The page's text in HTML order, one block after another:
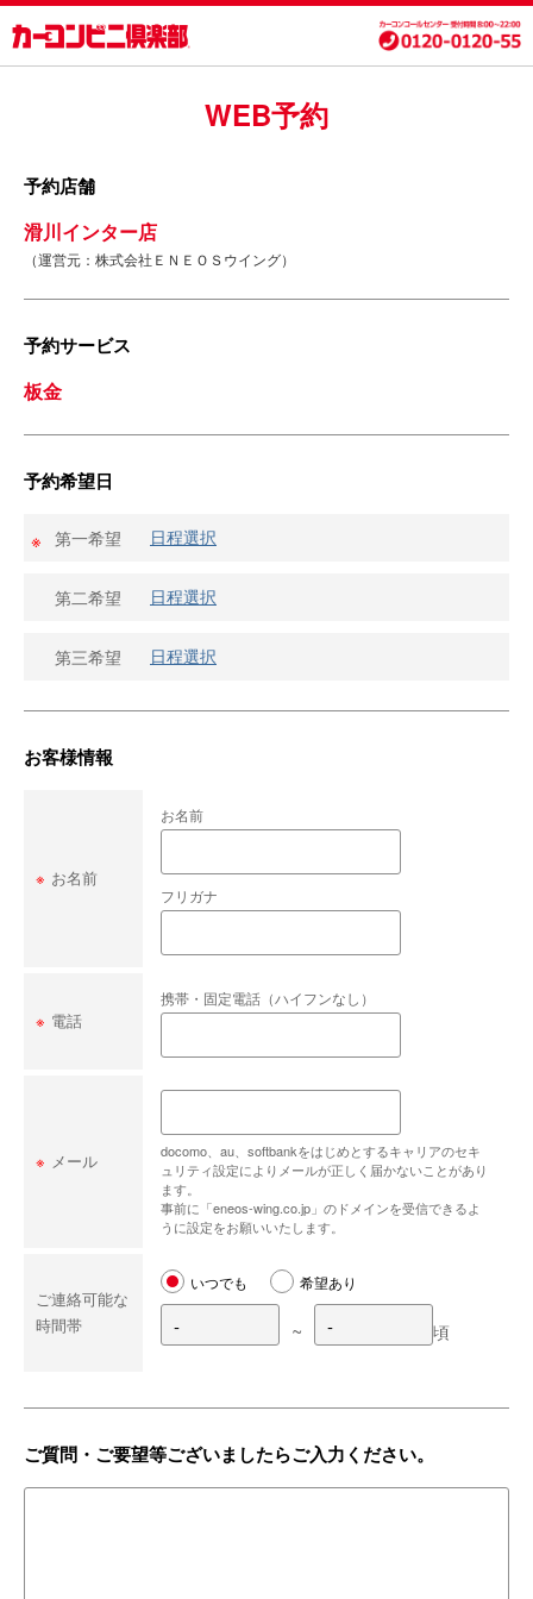
WEB予約
予約店舗
滑川インター店
（運営元：株式会社ＥＮＥＯＳウイング）
予約サービス
板金
予約希望日
※ 第一希望 日程選択
第二希望 日程選択
第三希望 日程選択
お客様情報
※ お名前
お名前
フリガナ
※ 電話
携帯・固定電話（ハイフンなし）
※ メール
docomo、au、softbankをはじめとするキャリアのセキ
ュリティ設定によりメールが正しく届かないことがあり
ます。
事前に「eneos-wing.co.jp」のドメインを受信できるよ
うに設定をお願いいたします。
ご連絡可能な
時間帯
いつでも 希望あり
~ 頃
ご質問・ご要望等ございましたらご入力ください。